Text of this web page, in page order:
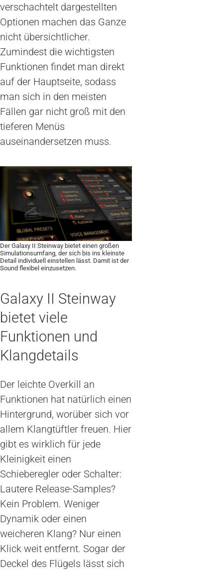
verschachtelt dargestellten
Optionen machen das Ganze
nicht übersichtlicher.
Zumindest die wichtigsten
Funktionen findet man direkt
auf der Hauptseite, sodass
man sich in den meisten
Fällen gar nicht groß mit den
tieferen Menüs
auseinandersetzen muss.
Der Galaxy II Steinway bietet einen großen
Simulationsumfang, der sich bis ins kleinste
Detail individuell einstellen lässt. Damit ist der
Sound flexibel einzusetzen.
Galaxy II Steinway
bietet viele
Funktionen und
Klangdetails
Der leichte Overkill an
Funktionen hat natürlich einen
Hintergrund, worüber sich vor
allem Klangtüftler freuen. Hier
gibt es wirklich für jede
Kleinigkeit einen
Schieberegler oder Schalter:
Lautere Release-Samples?
Kein Problem. Weniger
Dynamik oder einen
weicheren Klang? Nur einen
Klick weit entfernt. Sogar der
Deckel des Flügels lässt sich